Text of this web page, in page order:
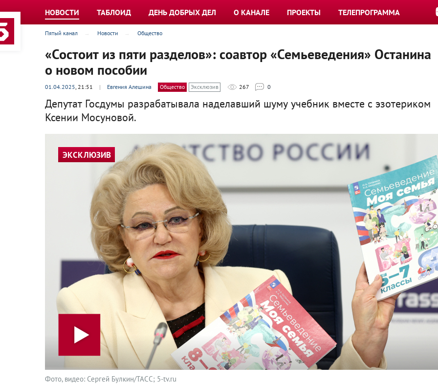
НОВОСТИ ТАБЛОИД ДЕНЬ ДОБРЫХ ДЕЛ О КАНАЛЕ ПРОЕКТЫ ТЕЛЕПРОГРАММА
Пятый канал Новости Общество
«Состоит из пяти разделов»: соавтор «Семьеведения» Останина
о новом пособии
01.04.2025, 21:51 | Евгения Алешина Общество Эксклюзив 267 0
Депутат Госдумы разрабатывала наделавший шуму учебник вместе с эзотериком
Ксении Мосуновой.
ЭКСКЛЮЗИВ
Фото, видео: Сергей Булкин/ТАСС; 5-tv.ru